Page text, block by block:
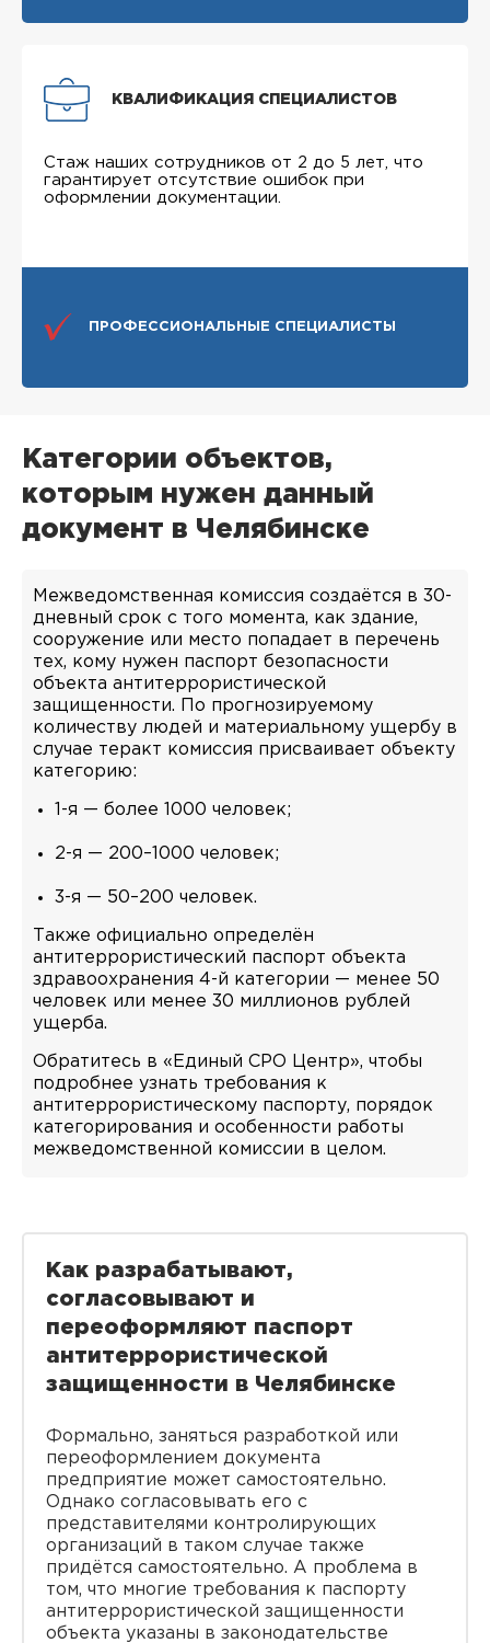
КВАЛИФИКАЦИЯ СПЕЦИАЛИСТОВ
Стаж наших сотрудников от 2 до 5 лет, что
гарантирует отсутствие ошибок при
оформлении документации.
ПРОФЕССИОНАЛЬНЫЕ СПЕЦИАЛИСТЫ
Категории объектов,
которым нужен данный
документ в Челябинске
Межведомственная комиссия создаётся в 30-
дневный срок с того момента, как здание,
сооружение или место попадает в перечень
тех, кому нужен паспорт безопасности
объекта антитеррористической
защищенности. По прогнозируемому
количеству людей и материальному ущербу в
случае теракт комиссия присваивает объекту
категорию:
1-я — более 1000 человек;
2-я — 200–1000 человек;
3-я — 50–200 человек.
Также официально определён
антитеррористический паспорт объекта
здравоохранения 4-й категории — менее 50
человек или менее 30 миллионов рублей
ущерба.
Обратитесь в «Единый СРО Центр», чтобы
подробнее узнать требования к
антитеррористическому паспорту, порядок
категорирования и особенности работы
межведомственной комиссии в целом.
Как разрабатывают,
согласовывают и
переоформляют паспорт
антитеррористической
защищенности в Челябинске
Формально, заняться разработкой или
переоформлением документа
предприятие может самостоятельно.
Однако согласовывать его с
представителями контролирующих
организаций в таком случае также
придётся самостоятельно. А проблема в
том, что многие требования к паспорту
антитеррористической защищенности
объекта указаны в законодательстве